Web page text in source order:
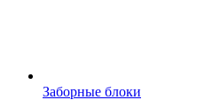
Заборные блоки